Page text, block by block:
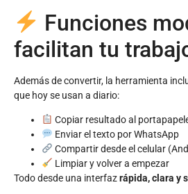
Funciones
facilitan tu
Además de convertir, la herramienta
que hoy se usan a diario:
Copiar resultado al
Enviar el texto por WhatsApp
Compartir desde el celular
Limpiar y volver a empezar
Todo desde una interfazrápida, clara y